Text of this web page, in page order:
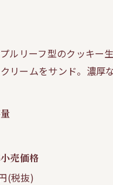
ルリーフ型のクッキー
リームをサンド。濃厚
売価格
(税抜)